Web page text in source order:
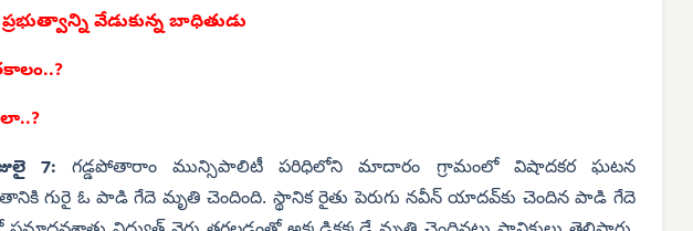
వేడుకున్న బాధితుడు
7:గడ్డపోతారాం మున్సిపాలిటీ పరిధిలోని మాదారం గ్రామంలో విషాదకర ఘటన
గురై ఓ పాడి గేదె మృతి చెందింది. స్థానిక రైతు పెరుగు నవీన్ యాదవ్‌కు చెందిన పాడి గేదె